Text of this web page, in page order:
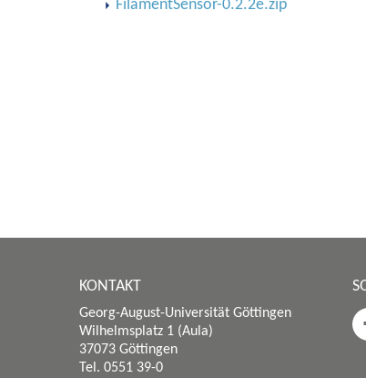
FilamentSensor-0.2.2e.zip
KONTAKT
Georg-August-Universität Göttingen
Wilhelmsplatz 1 (Aula)
37073 Göttingen
Tel. 0551 39-0